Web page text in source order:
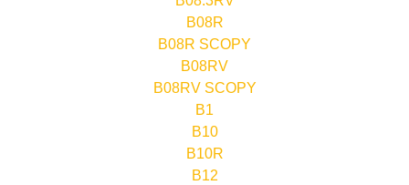
B08R
B08R SCOPY
B08RV
B08RV SCOPY
B1
B10
B10R
B12